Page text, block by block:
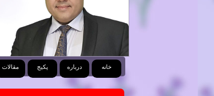
خانه درباره پکیج مقالات